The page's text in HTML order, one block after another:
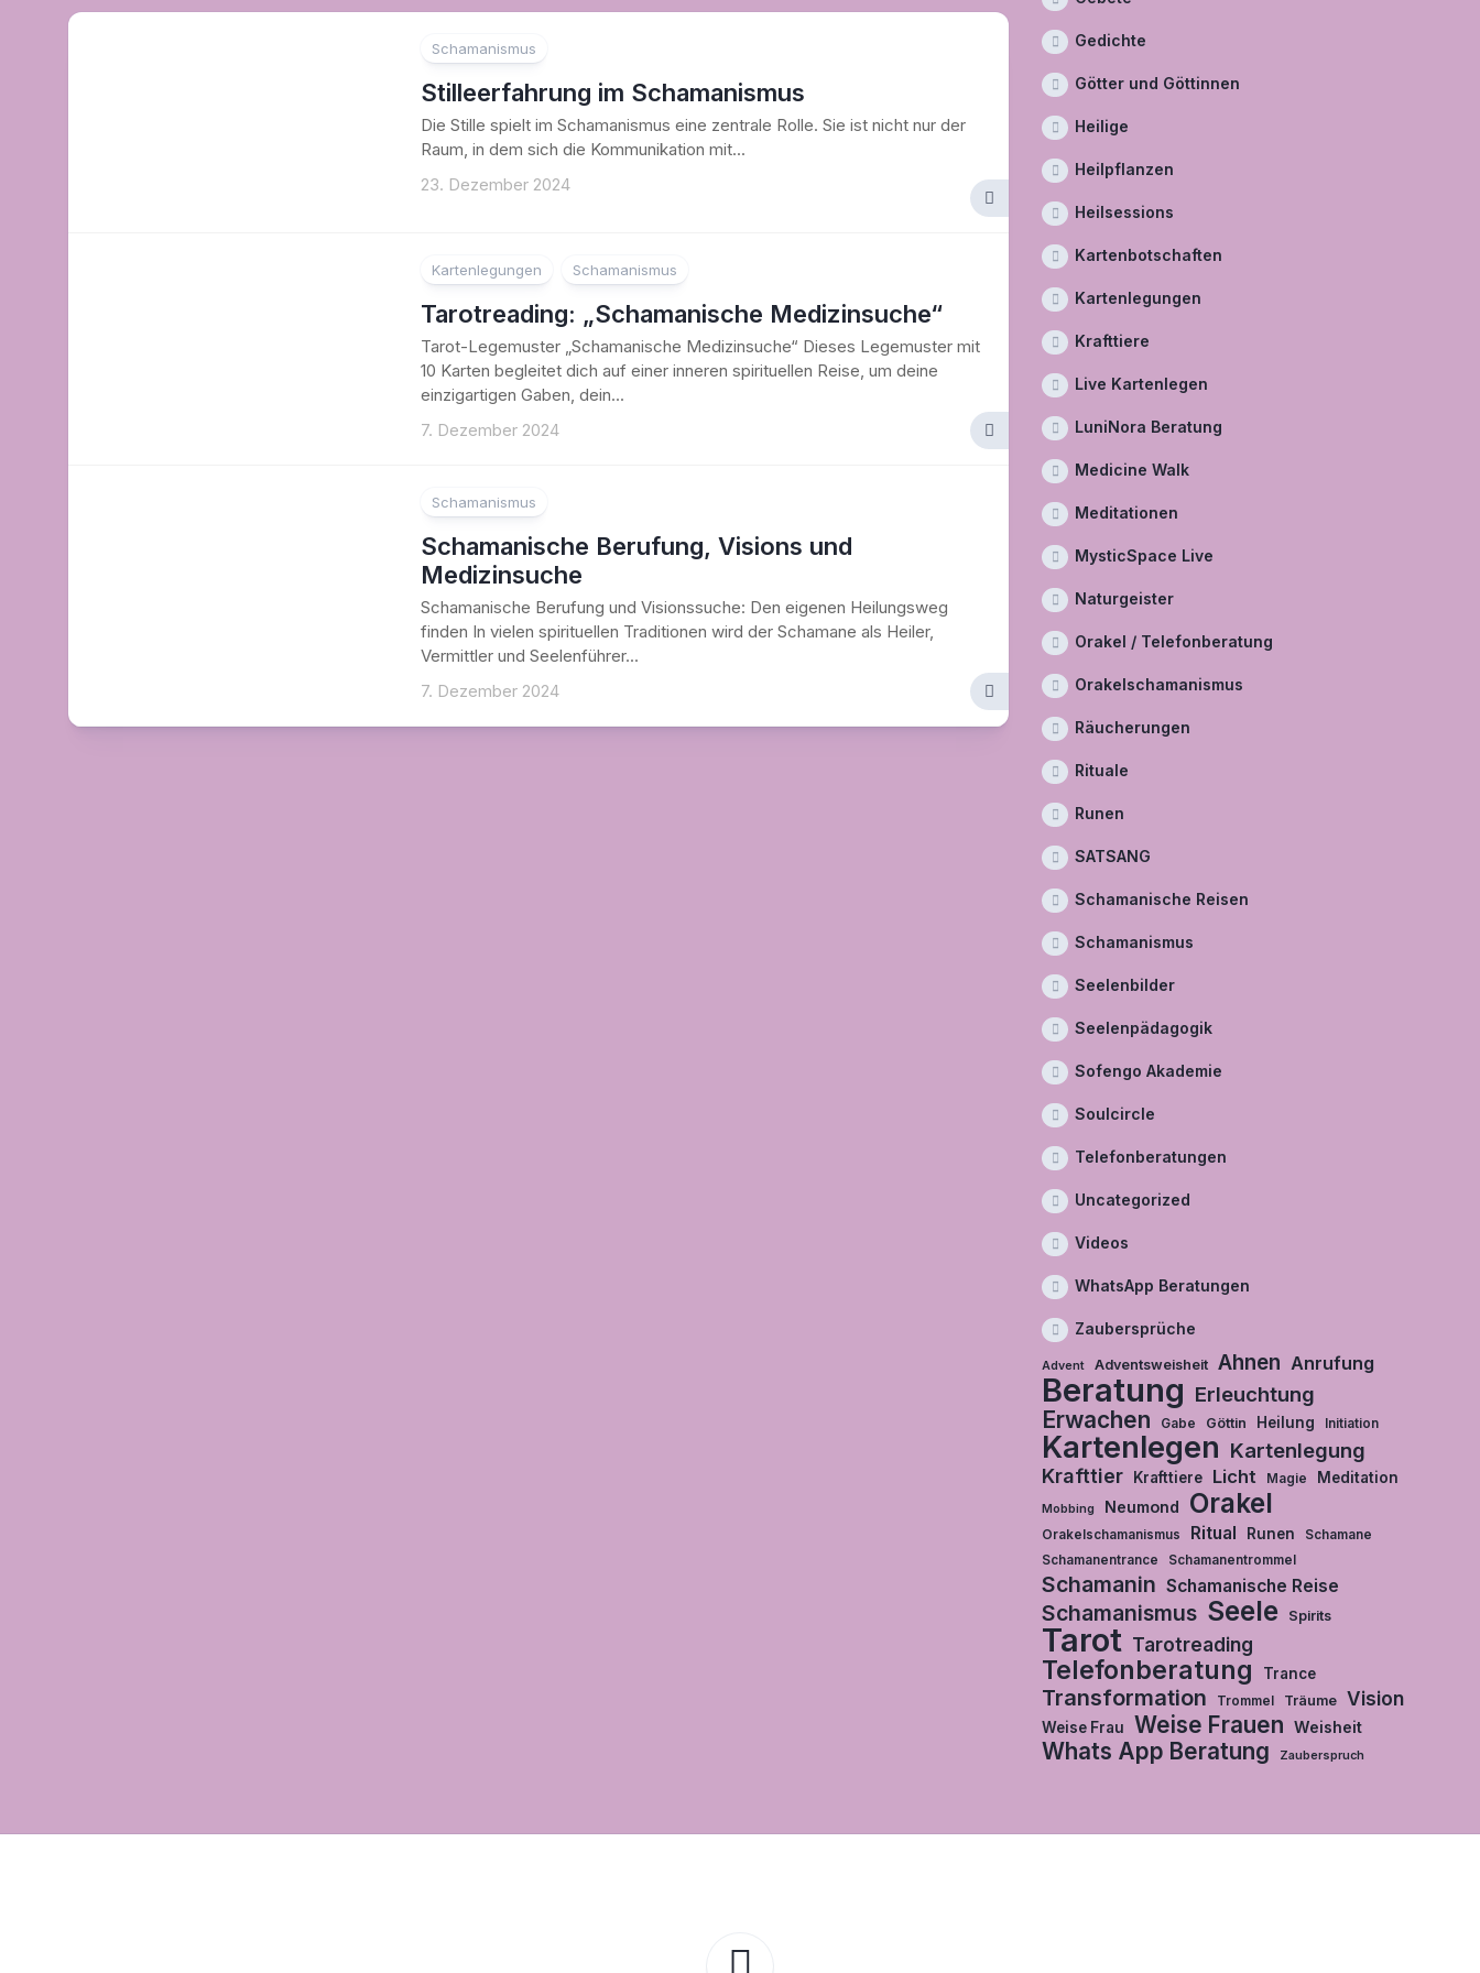
der
Schamanismus
Stilleerfahrung im Schamanismus
Die Stille spielt im Schamanismus eine zentrale Rolle. Sie ist nicht nur der
Raum, in dem sich die Kommunikation mit...
23. Dezember 2024
Kartenlegungen Schamanismus
Tarotreading: „Schamanische Medizinsuche“
Tarot-Legemuster „Schamanische Medizinsuche“ Dieses Legemuster mit
10 Karten begleitet dich auf einer inneren spirituellen Reise, um deine
einzigartigen Gaben, dein...
7. Dezember 2024
Schamanismus
Schamanische Berufung, Visions und
Medizinsuche
Schamanische Berufung und Visionssuche: Den eigenen Heilungsweg
finden In vielen spirituellen Traditionen wird der Schamane als Heiler,
Vermittler und Seelenführer...
7. Dezember 2024
Gedichte
Götter und Göttinnen
Heilige
Heilpflanzen
Heilsessions
Kartenbotschaften
Kartenlegungen
Krafttiere
Live Kartenlegen
LuniNora Beratung
Medicine Walk
Meditationen
MysticSpace Live
Naturgeister
Orakel / Telefonberatung
Orakelschamanismus
Räucherungen
Rituale
Runen
SATSANG
Schamanische Reisen
Schamanismus
Seelenbilder
Seelenpädagogik
Sofengo Akademie
Soulcircle
Telefonberatungen
Uncategorized
Videos
WhatsApp Beratungen
Zaubersprüche
Advent Adventsweisheit Ahnen Anrufung
Beratung Erleuchtung
Erwachen Gabe Göttin Heilung Initiation
Kartenlegen Kartenlegung
Krafttier Krafttiere Licht Magie Meditation
Mobbing Neumond Orakel
Orakelschamanismus Ritual Runen
Schamane
Schamanentrance
Schamanentrommel
Schamanin Schamanische Reise
Schamanismus Seele Spirits
Tarot Tarotreading
Telefonberatung Trance
Transformation Trommel Träume Vision
Weise Frau Weise Frauen Weisheit
Whats App Beratung Zauberspruch